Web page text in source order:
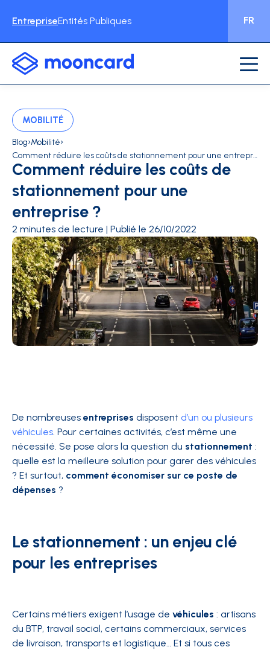
EntrepriseEntités Publiques FR
MOBILITÉ
Blog›Mobilité›
Comment réduire les coûts de stationnement pour une entreprise ? - Mooncard
Comment réduire les coûts de
stationnement pour une
entreprise ?
2 minutes de lecture | Publié le 26/10/2022
De nombreuses entreprises disposent d’un ou plusieurs
véhicules. Pour certaines activités, c’est même une
nécessité. Se pose alors la question du stationnement :
quelle est la meilleure solution pour garer des véhicules
? Et surtout, comment économiser sur ce poste de
dépenses ?
Le stationnement : un enjeu clé
pour les entreprises
Certains métiers exigent l’usage de véhicules : artisans
du BTP, travail social, certains commerciaux, services
de livraison, transports et logistique… Et si tous ces